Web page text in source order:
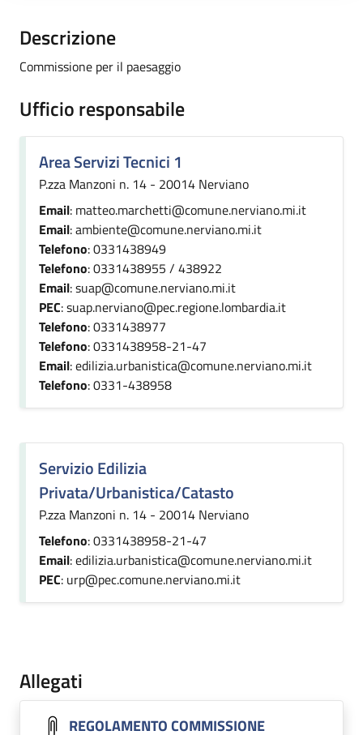
Descrizione
Commissione per il paesaggio
Ufficio responsabile
Area Servizi Tecnici 1
P.zza Manzoni n. 14 - 20014 Nerviano
Email: matteo.marchetti@comune.nerviano.mi.it
Email: ambiente@comune.nerviano.mi.it
Telefono: 0331438949
Telefono: 0331438955 / 438922
Email: suap@comune.nerviano.mi.it
PEC: suap.nerviano@pec.regione.lombardia.it
Telefono: 0331438977
Telefono: 0331438958-21-47
Email: edilizia.urbanistica@comune.nerviano.mi.it
Telefono: 0331-438958
Servizio Edilizia
Privata/Urbanistica/Catasto
P.zza Manzoni n. 14 - 20014 Nerviano
Telefono: 0331438958-21-47
Email: edilizia.urbanistica@comune.nerviano.mi.it
PEC: urp@pec.comune.nerviano.mi.it
Allegati
REGOLAMENTO COMMISSIONE